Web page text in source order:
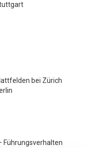
bei Zürich
Führungsverhalten